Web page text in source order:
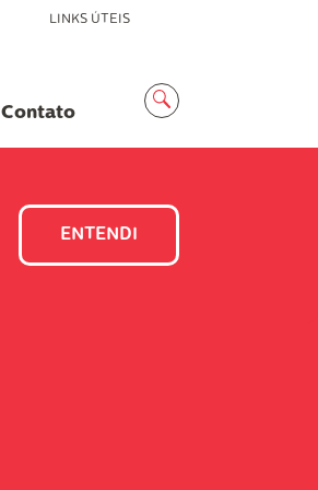
LINKS ÚTEIS
Contato
Busca
ENTENDI